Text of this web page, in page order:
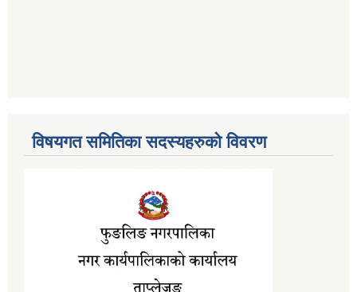
विषयगत समितिका सदस्यहरुको विवरण